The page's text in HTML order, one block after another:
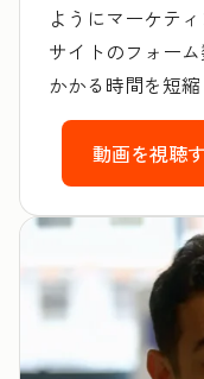
ようにマーケテ
サイトのフォー
かかる時間を短
動画を視聴